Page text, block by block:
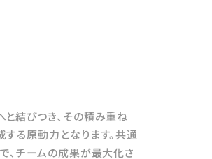
結びつき、その積み重ね
る原動力となります。共通
、チームの成果が最大化さ